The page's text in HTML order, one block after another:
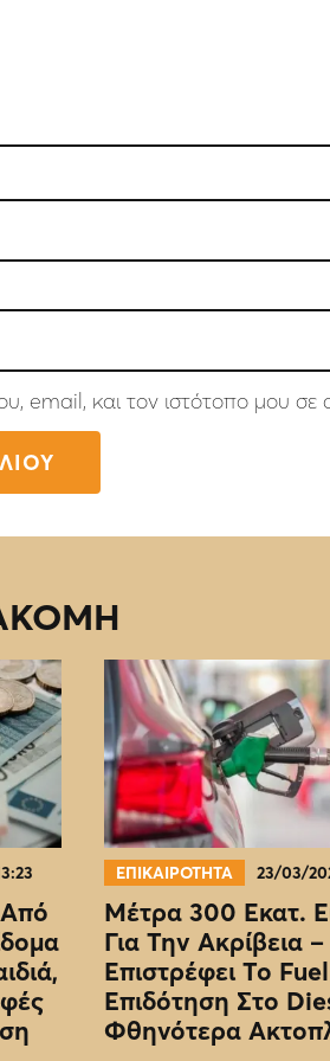
email, και τον ιστότοπο μου
ΕΠΙΚΑΙΡΟΤΗΤΑ 23/03/
Μέτρα 300 Εκατ.
Για Την Ακρίβεια –
Επιστρέφει Το
Επιδότηση Στο
Φθηνότερα